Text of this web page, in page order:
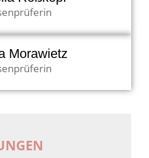
Morawietz